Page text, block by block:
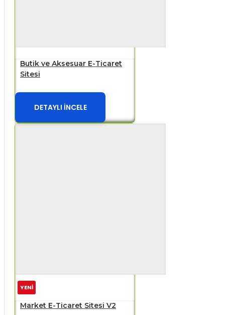
Butik ve Aksesuar E-Ticaret
Sitesi
DETAYLI İNCELE
YENİ
Market E-Ticaret Sitesi V2